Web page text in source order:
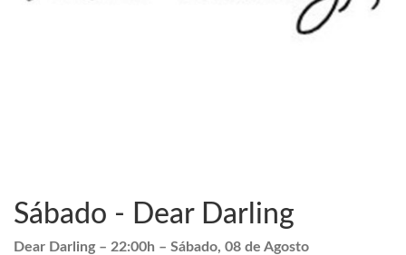
Sábado - Dear Darling
Dear Darling – 22:00h – Sábado, 08 de Agosto